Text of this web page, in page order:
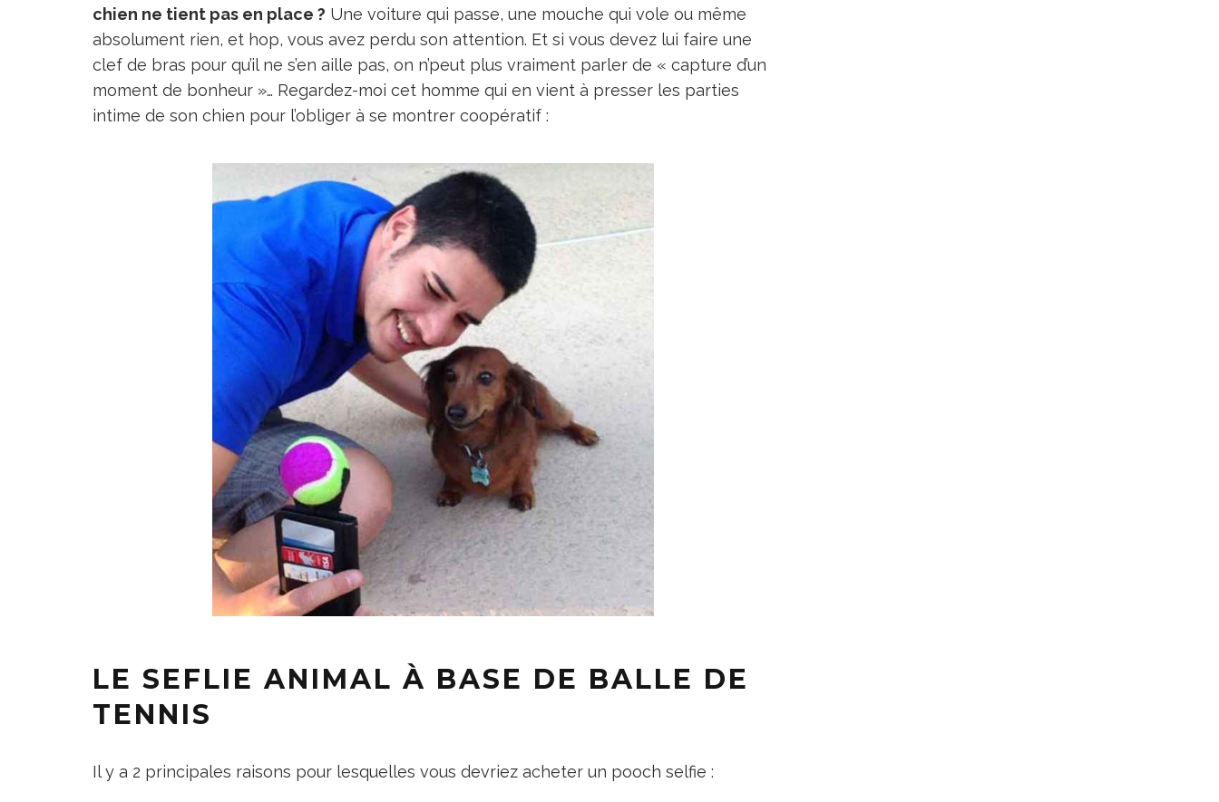
chien ne tient pas en place ? Une voiture qui passe, une mouche qui vole ou même
absolument rien, et hop, vous avez perdu son attention. Et si vous devez lui faire une
clef de bras pour qu’il ne s’en aille pas, on n’peut plus vraiment parler de « capture d’un
moment de bonheur »… Regardez-moi cet homme qui en vient à presser les parties
intime de son chien pour l’obliger à se montrer coopératif :
LE SEFLIE ANIMAL À BASE DE BALLE DE
TENNIS
Il y a 2 principales raisons pour lesquelles vous devriez acheter un pooch selfie :